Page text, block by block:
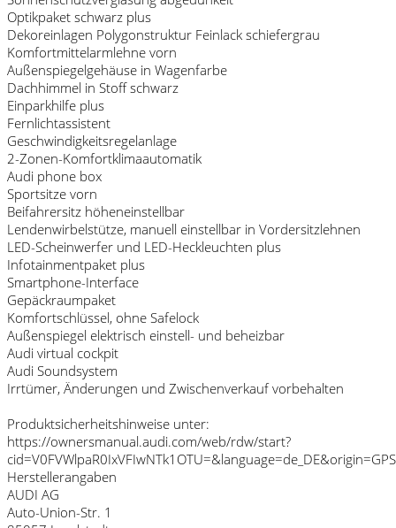
Optikpaket schwarz plus
Dekoreinlagen Polygonstruktur Feinlack schiefergrau
Komfortmittelarmlehne vorn
Außenspiegelgehäuse in Wagenfarbe
Dachhimmel in Stoff schwarz
Einparkhilfe plus
Fernlichtassistent
Geschwindigkeitsregelanlage
2-Zonen-Komfortklimaautomatik
Audi phone box
Sportsitze vorn
Beifahrersitz höheneinstellbar
Lendenwirbelstütze, manuell einstellbar in Vordersitzlehnen
LED-Scheinwerfer und LED-Heckleuchten plus
Infotainmentpaket plus
Smartphone-Interface
Gepäckraumpaket
Komfortschlüssel, ohne Safelock
Außenspiegel elektrisch einstell- und beheizbar
Audi virtual cockpit
Audi Soundsystem
Irrtümer, Änderungen und Zwischenverkauf vorbehalten
Produktsicherheitshinweise unter:
https://ownersmanual.audi.com/web/rdw/start?
Herstellerangaben
AUDI AG
Auto-Union-Str. 1